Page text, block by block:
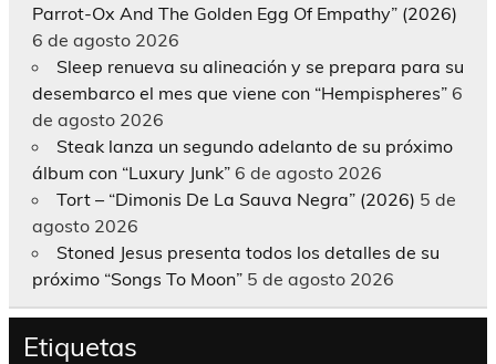
Parrot-Ox And The Golden Egg Of Empathy” (2026)
6 de agosto 2026
Sleep renueva su alineación y se prepara para su
desembarco el mes que viene con “Hempispheres” 6
de agosto 2026
Steak lanza un segundo adelanto de su próximo
álbum con “Luxury Junk” 6 de agosto 2026
Tort – “Dimonis De La Sauva Negra” (2026) 5 de
agosto 2026
Stoned Jesus presenta todos los detalles de su
próximo “Songs To Moon” 5 de agosto 2026
Etiquetas